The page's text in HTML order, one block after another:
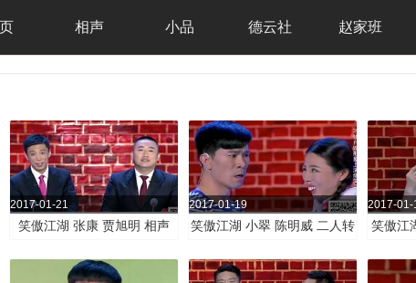
相声 小品 德云社 赵家班
笑傲江湖 张康 贾旭明 相声
2017-01-21
笑傲江湖 小翠 陈明威 二人转
2017-01-19
笑傲江
2017-01-